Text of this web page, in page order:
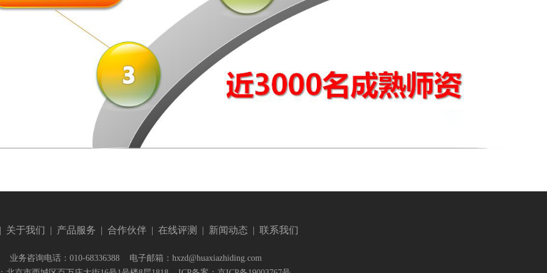
| 关于我们 | 产品服务 | 合作伙伴 | 在线评测 | 新闻动态 | 联系我们
业务咨询电话：010-68336388 电子邮箱：hxzd@huaxiazhiding.com